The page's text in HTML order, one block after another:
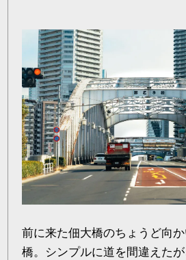
前に来た佃大橋のちょうど向
橋。シンプルに道を間違えた